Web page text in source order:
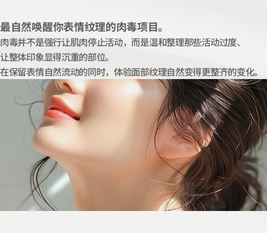
最自然唤醒你表情纹理的肉毒项目。
肉毒并不是强行让肌肉停止活动，而是温和整理那些活动过度、
让整体印象显得沉重的部位。
在保留表情自然流动的同时，体验面部纹理自然变得更整齐的变化。